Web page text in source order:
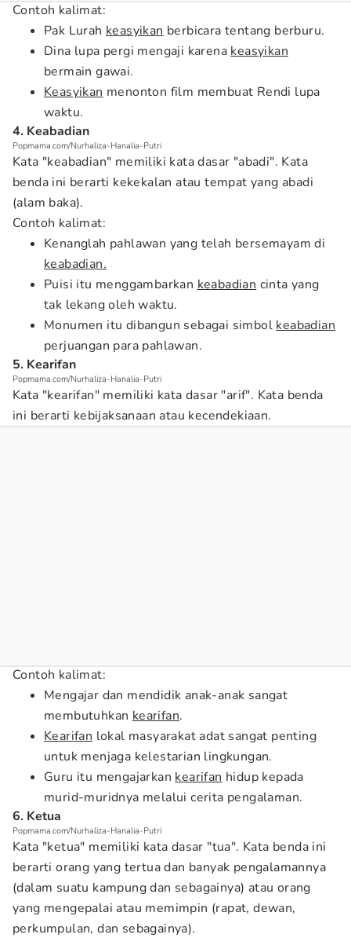
Contoh kalimat:
Pak Lurah keasyikan berbicara tentang berburu.
Dina lupa pergi mengaji karena keasyikan
bermain gawai.
Keasyikan menonton film membuat Rendi lupa
waktu.
4. Keabadian
Popmama.com/Nurhaliza-Hanalia-Putri
Kata "keabadian" memiliki kata dasar "abadi". Kata
benda ini berarti kekekalan atau tempat yang abadi
(alam baka).
Contoh kalimat:
Kenanglah pahlawan yang telah bersemayam di
keabadian.
Puisi itu menggambarkan keabadian cinta yang
tak lekang oleh waktu.
Monumen itu dibangun sebagai simbol keabadian
perjuangan para pahlawan.
5. Kearifan
Popmama.com/Nurhaliza-Hanalia-Putri
Kata "kearifan" memiliki kata dasar "arif". Kata benda
ini berarti kebijaksanaan atau kecendekiaan.
Contoh kalimat:
Mengajar dan mendidik anak-anak sangat
membutuhkan kearifan.
Kearifan lokal masyarakat adat sangat penting
untuk menjaga kelestarian lingkungan.
Guru itu mengajarkan kearifan hidup kepada
murid-muridnya melalui cerita pengalaman.
6. Ketua
Popmama.com/Nurhaliza-Hanalia-Putri
Kata "ketua" memiliki kata dasar "tua". Kata benda ini
berarti orang yang tertua dan banyak pengalamannya
(dalam suatu kampung dan sebagainya) atau orang
yang mengepalai atau memimpin (rapat, dewan,
perkumpulan, dan sebagainya).